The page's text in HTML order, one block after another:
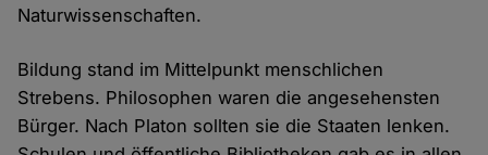
Naturwissenschaften.
Bildung stand im Mittelpunkt menschlichen
Strebens. Philosophen waren die angesehensten
Bürger. Nach Platon sollten sie die Staaten lenken.